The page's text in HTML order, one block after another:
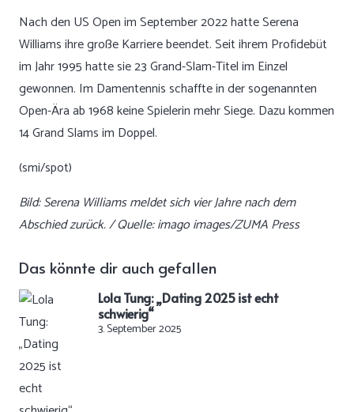
Nach den US Open im September 2022 hatte Serena
Williams ihre große Karriere beendet. Seit ihrem Profidebüt
im Jahr 1995 hatte sie 23 Grand-Slam-Titel im Einzel
gewonnen. Im Damentennis schaffte in der sogenannten
Open-Ära ab 1968 keine Spielerin mehr Siege. Dazu kommen
14 Grand Slams im Doppel.
(smi/spot)
Bild: Serena Williams meldet sich vier Jahre nach dem
Abschied zurück. / Quelle: imago images/ZUMA Press
Das könnte dir auch gefallen
Lola Tung: „Dating 2025 ist echt
schwierig“
3. September 2025